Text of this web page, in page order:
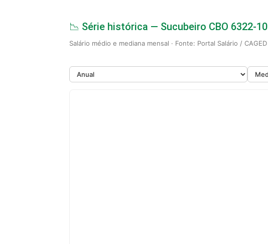
📉 Série histórica — Sucubeiro CBO 6322-10
Salário médio e mediana mensal · Fonte: Portal Salário / CAGED